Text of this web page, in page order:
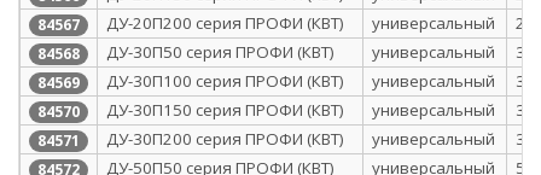
84567 ДУ-20П200 серия ПРОФИ (КВТ) универсальный 20
84568 ДУ-30П50 серия ПРОФИ (КВТ) универсальный 30
84569 ДУ-30П100 серия ПРОФИ (КВТ) универсальный 30
84570 ДУ-30П150 серия ПРОФИ (КВТ) универсальный 30
84571 ДУ-30П200 серия ПРОФИ (КВТ) универсальный 30
84572 ДУ-50П50 серия ПРОФИ (КВТ) универсальный 50